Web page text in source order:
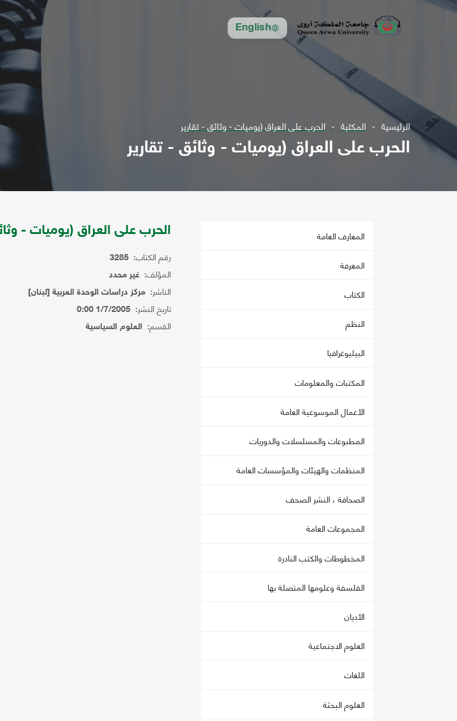
English
الرئيسية المكتبة الحرب على العراق (يوميات - وثائق - تقارير
الحرب على العراق (يوميات - وثائق - تقارير
المعارف العامة
المعرفة
الكتاب
النظم
البيليوغرافيا
المكتبات والمعلومات
الأعمال الموسوعية العامة
المطبوعات والمسلسلات والدوريات
المنظمات والهيئات والمؤسسات العامة
الصحافة ، النشر الصحف
المجموعات العامة
المخطوطات والكتب النادرة
الفلسفة وعلومها المتصلة بها
الأديان
العلوم الاجتماعية
اللغات
العلوم البحثة
الحرب على العراق (يوميات -
رقم الكتاب: 3285
المؤلف: غير محدد
الناشر: مركز دراسات الوحدة العربية [لبنان]
تاريخ النشر: 1/7/2005 0:00
القسم: العلوم السياسية